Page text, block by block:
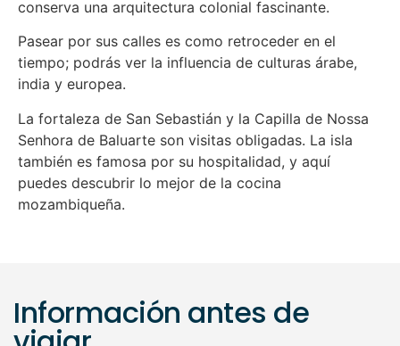
conserva una arquitectura colonial fascinante.
Pasear por sus calles es como retroceder en el
tiempo; podrás ver la influencia de culturas árabe,
india y europea.
La fortaleza de San Sebastián y la Capilla de Nossa
Senhora de Baluarte son visitas obligadas. La isla
también es famosa por su hospitalidad, y aquí
puedes descubrir lo mejor de la cocina
mozambiqueña.
Información antes de